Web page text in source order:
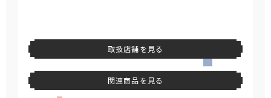
取扱店舗を見る
関連商品を見る